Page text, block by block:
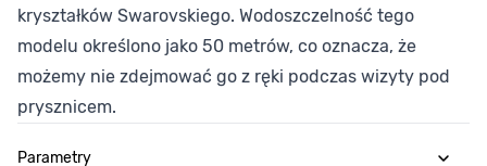
kryształków Swarovskiego. Wodoszczelność tego
modelu określono jako 50 metrów, co oznacza, że
możemy nie zdejmować go z ręki podczas wizyty pod
prysznicem.
Parametry